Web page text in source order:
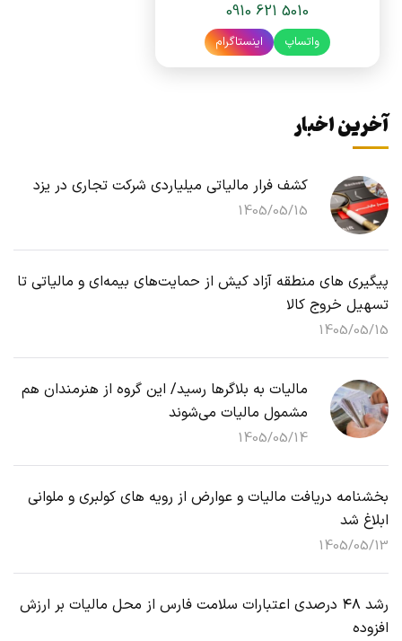
0910 621 5010
واتساپ اینستاگرام
آخرین اخبار
کشف فرار مالیاتی میلیاردی شرکت تجاری در یزد
1405/05/15
پیگیری های منطقه آزاد کیش از حمایت‌های بیمه‌ای و مالیاتی تا
تسهیل خروج کالا
1405/05/15
مالیات به بلاگرها رسید/ این گروه از هنرمندان هم
مشمول مالیات می‌شوند
1405/05/14
بخشنامه دریافت مالیات و عوارض از رویه های کولبری و ملوانی
ابلاغ شد
1405/05/13
رشد ۴۸ درصدی اعتبارات سلامت فارس از محل مالیات بر ارزش
افزوده